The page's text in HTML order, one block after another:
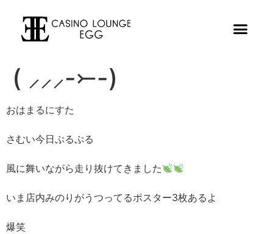
( ⸝⸝⸝-⤚-)
おはまるにすた
さむい今日ぷるぷる
風に舞いながら走り抜けてきました
いま店内みのりがうつってるポスター3枚あるよ
爆笑